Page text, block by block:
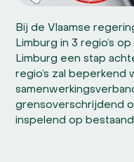
Bij de Vlaamse
Limburg in 3 regio’s
Limburg een stap
regio’s zal beperkend
grensoverschrijdend
inspelend op